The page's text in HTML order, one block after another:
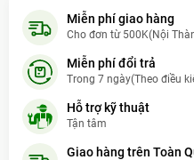
Đặng Vĩnh Tài
-
Đặng Minh Truyền-
Bùi Thiên Đức-
Đặng Thị Thanh Hiền-
Miễn phí giao hàng
Cho đơn từ 500K(Nội
Miễn phí đổi trả
Trong 7 ngày(Theo điều
Hỗ trợ kỹ thuật
Tận tâm
Giao hàng trên Toàn